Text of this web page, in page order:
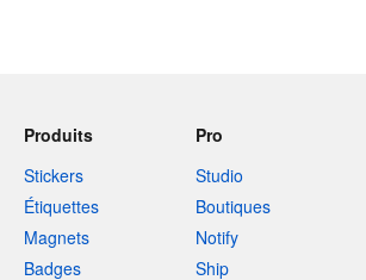
Produits
Stickers
Étiquettes
Magnets
Badges
Pro
Studio
Boutiques
Notify
Ship